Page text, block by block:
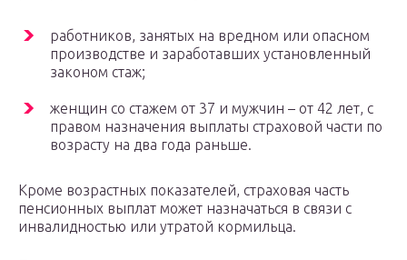
работников, занятых на вредном или опасном
производстве и заработавших установленный
законом стаж;
женщин со стажем от 37 и мужчин – от 42 лет, с
правом назначения выплаты страховой части по
возрасту на два года раньше.
Кроме возрастных показателей, страховая часть
пенсионных выплат может назначаться в связи с
инвалидностью или утратой кормильца.